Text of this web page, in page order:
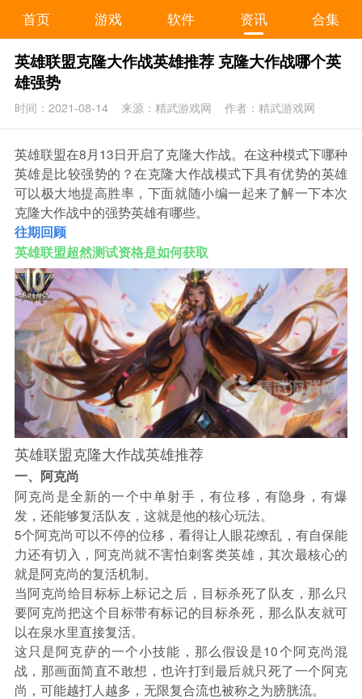
首页 游戏 软件 资讯 合集
英雄联盟克隆大作战英雄推荐 克隆大作战哪个英
雄强势
时间：2021-08-14 来源：精武游戏网 作者：精武游戏网
英雄联盟在8月13日开启了克隆大作战。在这种模式下哪种
英雄是比较强势的？在克隆大作战模式下具有优势的英雄
可以极大地提高胜率，下面就随小编一起来了解一下本次
克隆大作战中的强势英雄有哪些。
往期回顾
英雄联盟超然测试资格是如何获取
英雄联盟克隆大作战英雄推荐
一、阿克尚
阿克尚是全新的一个中单射手，有位移，有隐身，有爆
发，还能够复活队友，这就是他的核心玩法。
5个阿克尚可以不停的位移，看得让人眼花缭乱，有自保能
力还有切入，阿克尚就不害怕刺客类英雄，其次最核心的
就是阿克尚的复活机制。
当阿克尚给目标标上标记之后，目标杀死了队友，那么只
要阿克尚把这个目标带有标记的目标杀死，那么队友就可
以在泉水里直接复活。
这只是阿克萨的一个小技能，那么假设是10个阿克尚混
战，那画面简直不敢想，也许打到最后就只死了一个阿克
尚，可能越打人越多，无限复合流也被称之为膀胱流。